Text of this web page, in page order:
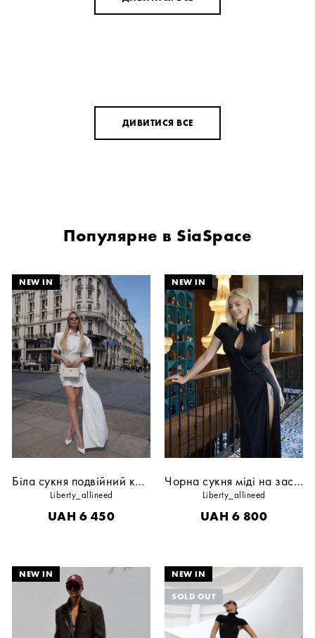
ДИВИТИСЯ ВСЕ
Популярне в SiaSpace
Біла сукня подвійний комір
Liberty_allineed
UAH 6 450
Чорна сукня міді на застібці
Liberty_allineed
UAH 6 800